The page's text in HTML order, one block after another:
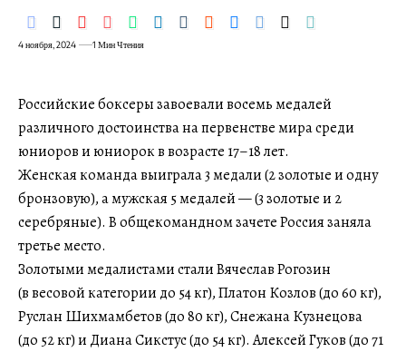
4 ноября, 2024 1 Мин Чтения
Российские боксеры завоевали восемь медалей
различного достоинства на первенстве мира среди
юниоров и юниорок в возрасте 17–18 лет.
Женская команда выиграла 3 медали (2 золотые и одну
бронзовую), а мужская 5 медалей — (3 золотые и 2
серебряные). В общекомандном зачете Россия заняла
третье место.
Золотыми медалистами стали Вячеслав Рогозин
(в весовой категории до 54 кг), Платон Козлов (до 60 кг),
Руслан Шихмамбетов (до 80 кг), Снежана Кузнецова
(до 52 кг) и Диана Сикстус (до 54 кг). Алексей Гуков (до 71